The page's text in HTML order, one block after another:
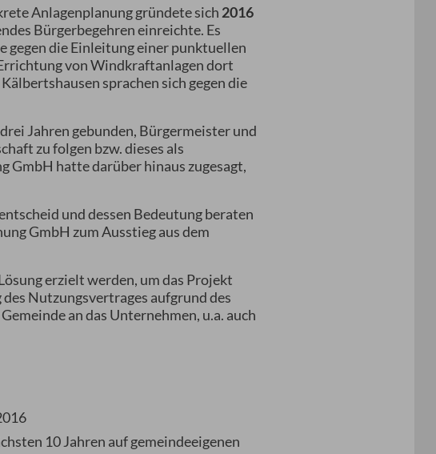
Anlagenplanung gründete sich 2016
Bürgerbegehren einreichte. Es
gegen die Einleitung einer punktuellen
von Windkraftanlagen dort
sprachen sich gegen die
Jahren gebunden, Bürgermeister und
zu folgen bzw. dieses als
hatte darüber hinaus zugesagt,
und dessen Bedeutung beraten
GmbH zum Ausstieg aus dem
erzielt werden, um das Projekt
Nutzungsvertrages aufgrund des
an das Unternehmen, u.a. auch
10 Jahren auf gemeindeeigenen